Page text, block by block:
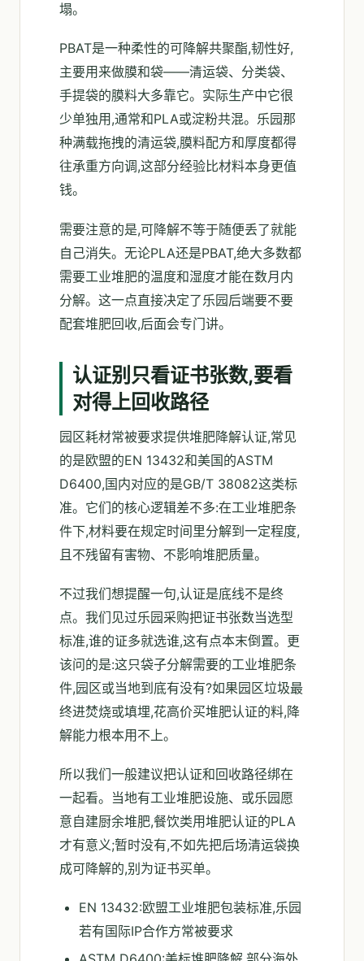
塌。
PBAT是一种柔性的可降解共聚酯,韧性好,
主要用来做膜和袋——清运袋、分类袋、
手提袋的膜料大多靠它。实际生产中它很
少单独用,通常和PLA或淀粉共混。乐园那
种满载拖拽的清运袋,膜料配方和厚度都得
往承重方向调,这部分经验比材料本身更值
钱。
需要注意的是,可降解不等于随便丢了就能
自己消失。无论PLA还是PBAT,绝大多数都
需要工业堆肥的温度和湿度才能在数月内
分解。这一点直接决定了乐园后端要不要
配套堆肥回收,后面会专门讲。
认证别只看证书张数,要看
对得上回收路径
园区耗材常被要求提供堆肥降解认证,常见
的是欧盟的EN 13432和美国的ASTM
D6400,国内对应的是GB/T 38082这类标
准。它们的核心逻辑差不多:在工业堆肥条
件下,材料要在规定时间里分解到一定程度,
且不残留有害物、不影响堆肥质量。
不过我们想提醒一句,认证是底线不是终
点。我们见过乐园采购把证书张数当选型
标准,谁的证多就选谁,这有点本末倒置。更
该问的是:这只袋子分解需要的工业堆肥条
件,园区或当地到底有没有?如果园区垃圾最
终进焚烧或填埋,花高价买堆肥认证的料,降
解能力根本用不上。
所以我们一般建议把认证和回收路径绑在
一起看。当地有工业堆肥设施、或乐园愿
意自建厨余堆肥,餐饮类用堆肥认证的PLA
才有意义;暂时没有,不如先把后场清运袋换
成可降解的,别为证书买单。
EN 13432:欧盟工业堆肥包装标准,乐园
若有国际IP合作方常被要求